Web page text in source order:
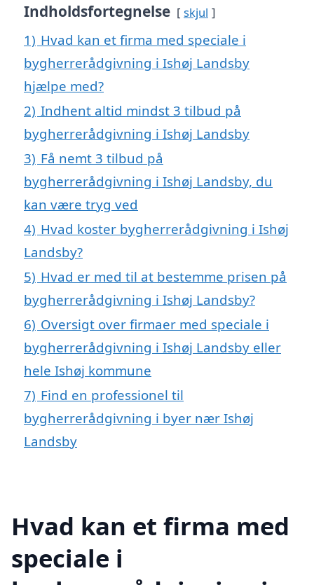
Indholdsfortegnelse skjul
1) Hvad kan et firma med speciale i
bygherrerådgivning i Ishøj Landsby
hjælpe med?
2) Indhent altid mindst 3 tilbud på
bygherrerådgivning i Ishøj Landsby
3) Få nemt 3 tilbud på
bygherrerådgivning i Ishøj Landsby, du
kan være tryg ved
4) Hvad koster bygherrerådgivning i Ishøj
Landsby?
5) Hvad er med til at bestemme prisen på
bygherrerådgivning i Ishøj Landsby?
6) Oversigt over firmaer med speciale i
bygherrerådgivning i Ishøj Landsby eller
hele Ishøj kommune
7) Find en professionel til
bygherrerådgivning i byer nær Ishøj
Landsby
Hvad kan et firma med
speciale i